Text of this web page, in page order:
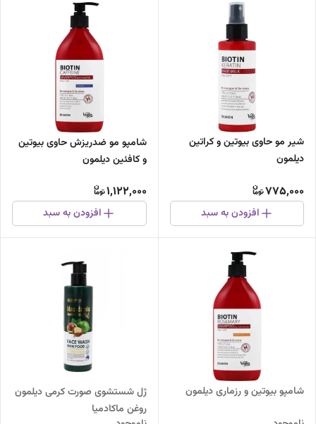
شیر مو حاوی بیوتین و کراتین
دیلمون
775,000
افزودن به سبد
شامپو مو ضدریزش حاوی بیوتین
و کافئین دیلمون
1,122,000
افزودن به سبد
شامپو بیوتین و رزماری دیلمون
ژل شستشوی صورت کرمی دیلمون
روغن ماکادمیا